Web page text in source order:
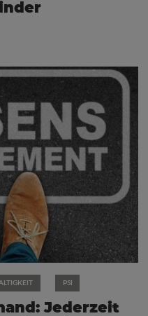
PSI
Jederzeit